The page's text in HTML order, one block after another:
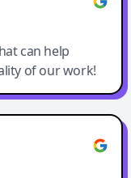
can help
of our work!